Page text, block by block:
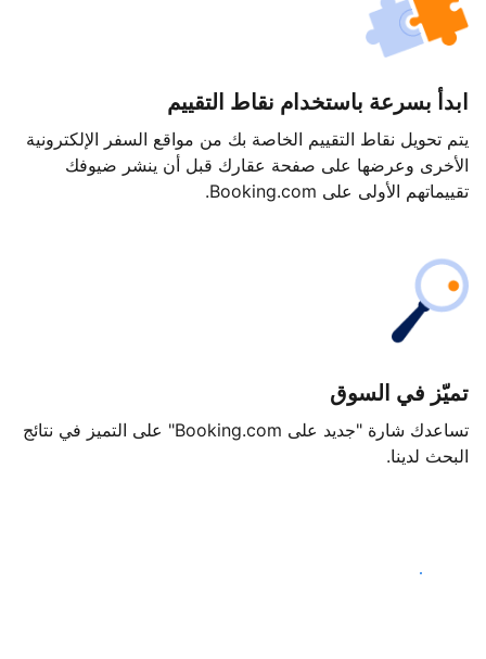
ابدأ بسرعة باستخدام نقاط التقييم
يتم تحويل نقاط التقييم الخاصة بك من مواقع السفر الإلكترونية
الأخرى وعرضها على صفحة عقارك قبل أن ينشر ضيوفك
تقييماتهم الأولى على Booking.com.
تميّز في السوق
تساعدك شارة "جديد على Booking.com" على التميز في نتائج
البحث لدينا.
ابدأ اليوم